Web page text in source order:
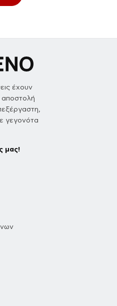
έχουν
γεγονότα
μας!